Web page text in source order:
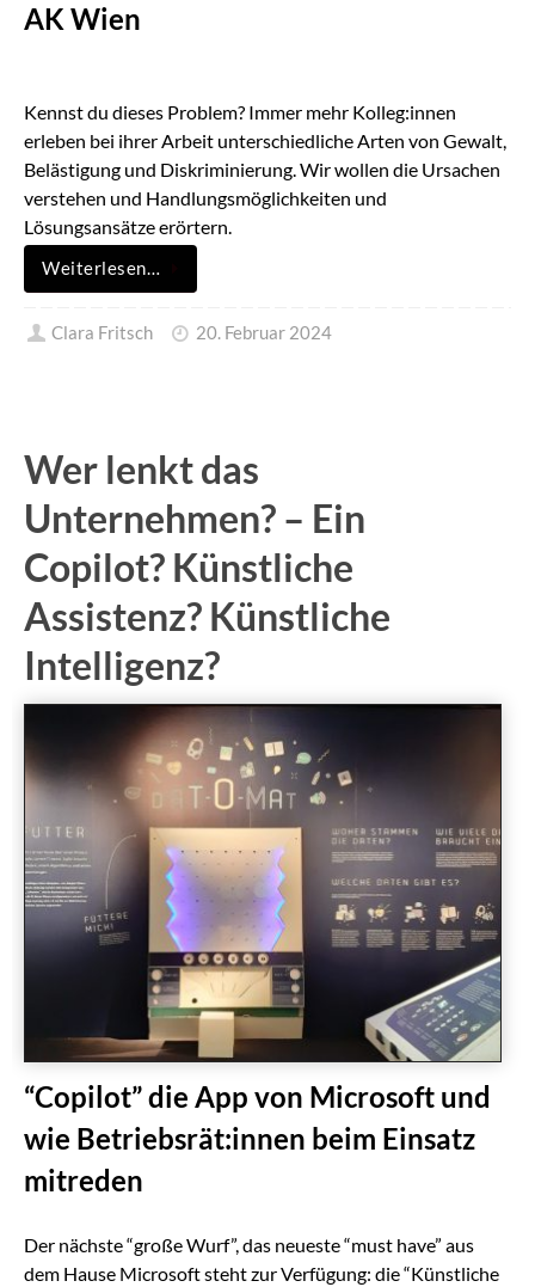
AK Wien
Kennst du dieses Problem? Immer mehr Kolleg:innen
erleben bei ihrer Arbeit unterschiedliche Arten von Gewalt,
Belästigung und Diskriminierung. Wir wollen die Ursachen
verstehen und Handlungsmöglichkeiten und
Lösungsansätze erörtern.
Weiterlesen…
Clara Fritsch 20. Februar 2024
Wer lenkt das
Unternehmen? – Ein
Copilot? Künstliche
Assistenz? Künstliche
Intelligenz?
“Copilot” die App von Microsoft und
wie Betriebsrät:innen beim Einsatz
mitreden
Der nächste “große Wurf”, das neueste “must have” aus
dem Hause Microsoft steht zur Verfügung: die “Künstliche